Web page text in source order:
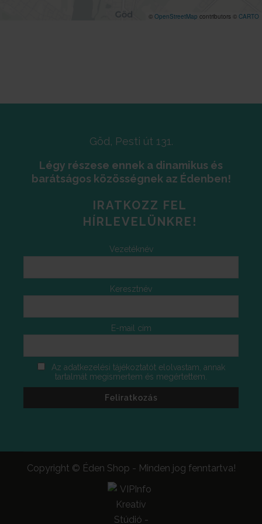
© OpenStreetMap contributors © CARTO
Göd, Pesti út 131.
Légy részese ennek a dinamikus és
barátságos közösségnek az Édenben!
IRATKOZZ FEL
HÍRLEVELÜNKRE!
Vezetéknév
Keresztnév
E-mail cím
Az adatkezelési tájékoztatót elolvastam, annak
tartalmát megismertem és megértettem.
Copyright © Éden Shop - Minden jog fenntartva!